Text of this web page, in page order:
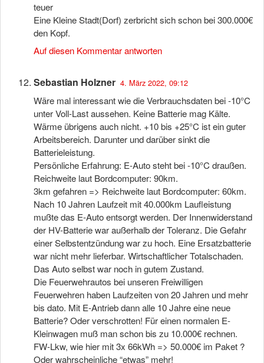
teuer
Eine Kleine Stadt(Dorf) zerbricht sich schon bei 300.000€
den Kopf.
Auf diesen Kommentar antworten
Sebastian Holzner 4. März 2022, 09:12
Wäre mal interessant wie die Verbrauchsdaten bei -10°C
unter Voll-Last aussehen. Keine Batterie mag Kälte.
Wärme übrigens auch nicht. +10 bis +25°C ist ein guter
Arbeitsbereich. Darunter und darüber sinkt die
Batterieleistung.
Persönliche Erfahrung: E-Auto steht bei -10°C draußen.
Reichweite laut Bordcomputer: 90km.
3km gefahren => Reichweite laut Bordcomputer: 60km.
Nach 10 Jahren Laufzeit mit 40.000km Laufleistung
mußte das E-Auto entsorgt werden. Der Innenwiderstand
der HV-Batterie war außerhalb der Toleranz. Die Gefahr
einer Selbstentzündung war zu hoch. Eine Ersatzbatterie
war nicht mehr lieferbar. Wirtschaftlicher Totalschaden.
Das Auto selbst war noch in gutem Zustand.
Die Feuerwehrautos bei unseren Freiwilligen
Feuerwehren haben Laufzeiten von 20 Jahren und mehr
bis dato. Mit E-Antrieb dann alle 10 Jahre eine neue
Batterie? Oder verschrotten! Für einen normalen E-
Kleinwagen muß man schon bis zu 10.000€ rechnen.
FW-Lkw, wie hier mit 3x 66kWh => 50.000€ im Paket ?
Oder wahrscheinliche “etwas” mehr!